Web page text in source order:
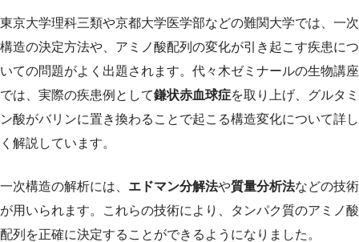
東京大学理科三類や京都大学医学部などの難関大学では、一次
構造の決定方法や、アミノ酸配列の変化が引き起こす疾患につ
いての問題がよく出題されます。代々木ゼミナールの生物講座
では、実際の疾患例として鎌状赤血球症を取り上げ、グルタミ
ン酸がバリンに置き換わることで起こる構造変化について詳し
く解説しています。
一次構造の解析には、 エドマン分解法や質量分析法などの技術
が用いられます。これらの技術により、タンパク質のアミノ酸
配列を正確に決定することができるようになりました。